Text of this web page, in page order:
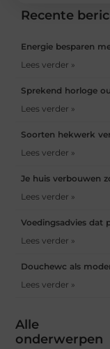
Alle
onderwerpen
Recente
Energie besparen
Lees verder »
Sprekend horloge
Lees verder »
Soorten hekwerk
Lees verder »
Je huis verbouwen
Lees verder »
Voedingsadvies dat
Lees verder »
Douchewc als
Lees verder »